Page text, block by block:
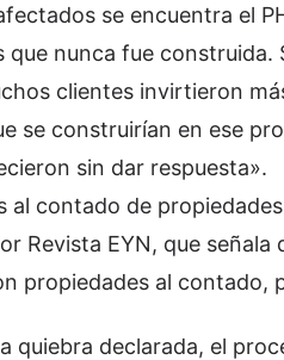
se encuentra el
que nunca fue
clientes invirtieron
se construirían en ese
sin dar respuesta».
contado de
Revista EYN, que señala
propiedades al contado,
quiebra declarada, el